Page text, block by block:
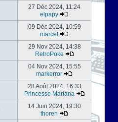
27 Déc 2024, 11:24
elpapy
09 Déc 2024, 10:59
marcel
29 Nov 2024, 14:38
RetroPoke
04 Nov 2024, 15:55
markerror
28 Août 2024, 16:33
Princesse Mariana
14 Juin 2024, 19:30
thoren